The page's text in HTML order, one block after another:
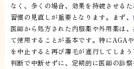
なく、多くの場合、効果を持続させる
習慣の見直しが重要となります。まず、
医師から処方された内服薬や外用薬は
て使用することが基本です。特にAGA
を中止すると再び薄毛が進行してしま
判断で中断せずに、定期的に医師の診